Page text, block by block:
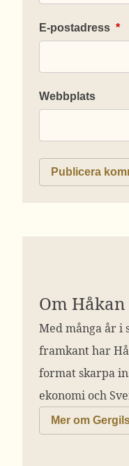
E-postadress *
Webbplats
Om
Med många år i
framkant har
format skarpa
ekonomi och
Mer om